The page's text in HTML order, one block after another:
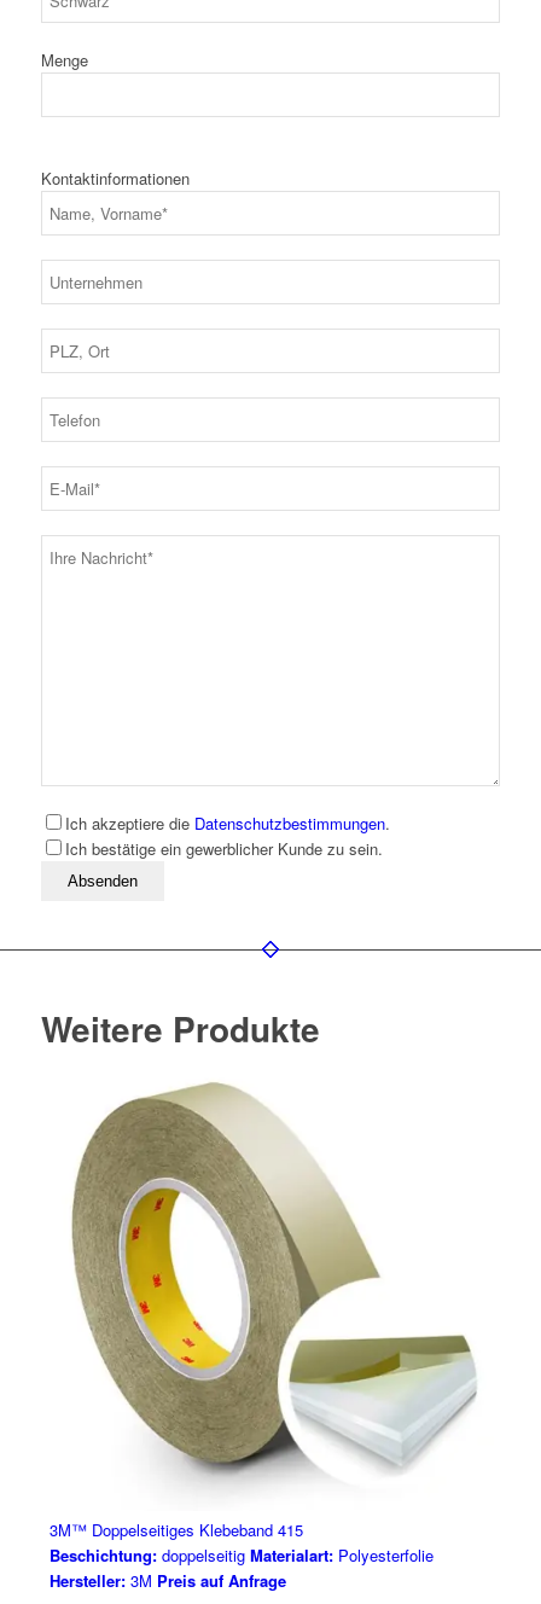
Menge
Kontaktinformationen
Ich akzeptiere die Datenschutzbestimmungen.
Ich bestätige ein gewerblicher Kunde zu sein.
Bitte lassen Sie dieses Feld leer
Weitere Produkte
3M™ Doppelseitiges Klebeband 415
Beschichtung:doppelseitig Materialart:Polyesterfolie
Hersteller:3M Preis auf Anfrage